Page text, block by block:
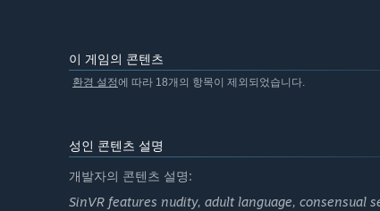
이 게임의 콘텐츠
환경 설정에 따라 18개의 항목이 제외되었습니다.
성인 콘텐츠 설명
개발자의 콘텐츠 설명:
SinVR features nudity, adult language, consensual